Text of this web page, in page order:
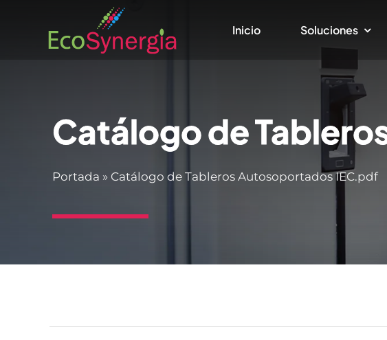
contenido
Inicio Soluciones
Catálogo de
Portada » Catálogo de Tableros Autosoportados IEC.pdf